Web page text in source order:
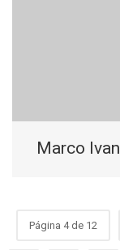
Marco
Página 4 de 12